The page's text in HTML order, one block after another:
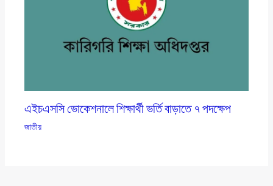
এইচএসসি ভোকেশনালে শিক্ষার্থী ভর্তি বাড়াতে ৭ পদক্ষেপ
জাতীয়